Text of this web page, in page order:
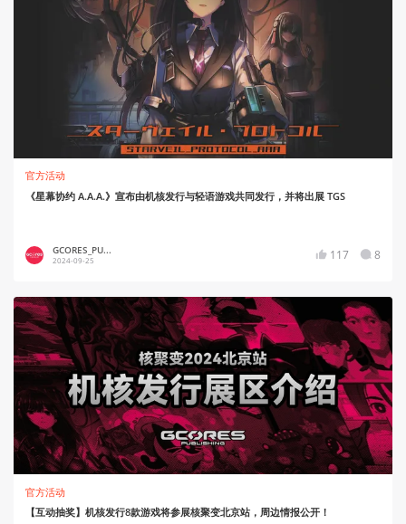
官方活动
《星幕协约 A.A.A.》宣布由机核发行与轻语游戏共同发行，并将出展 TGS
GCORES_PU...
2024-09-25 117 8
官方活动
【互动抽奖】机核发行8款游戏将参展核聚变北京站，周边情报公开！